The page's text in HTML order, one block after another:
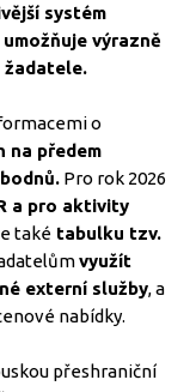
systém
výrazně
žadatele.
o
na předem
Pro rok 2026
a pro aktivity
také tabulku tzv.
využít
externí služby, a
nabídky.
přeshraniční